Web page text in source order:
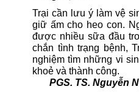
Trại cần lưu ý làm vệ
giữ ấm cho heo con.
được nhiều sữa đầu
chắn tình trạng bệnh,
nghiệm tìm những vi
khoẻ và thành công.
PGS. TS. Nguyễn